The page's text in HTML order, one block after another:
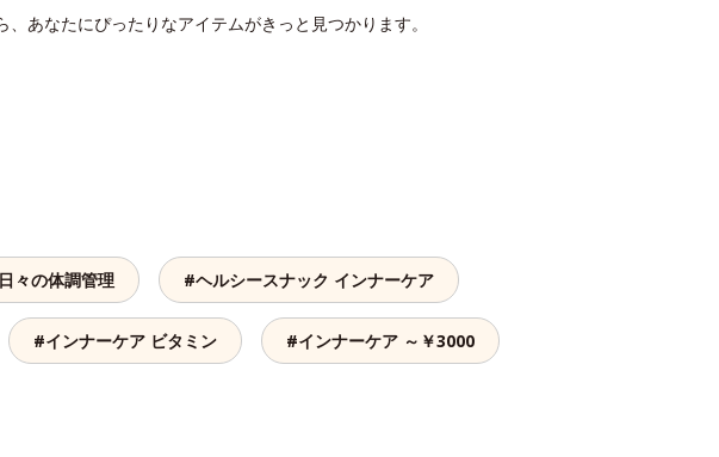
あなたにぴったりなアイテムがきっと見つかります。
々の体調管理 #ヘルシースナック インナーケア
#インナーケア ビタミン #インナーケア ～￥3000